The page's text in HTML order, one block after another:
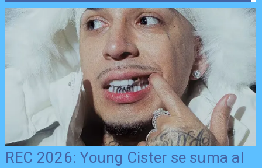
REC 2026: Young Cister se suma al